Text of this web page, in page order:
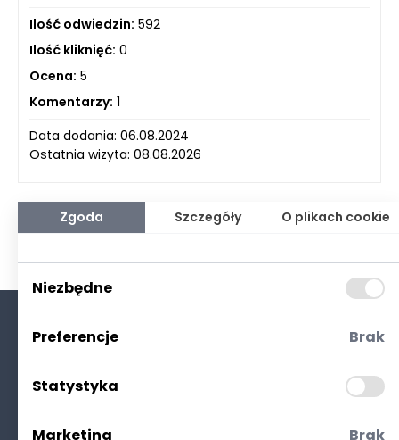
Ilość odwiedzin: 592
Ilość kliknięć: 0
Ocena: 5
Komentarzy: 1
Data dodania: 06.08.2024
Ostatnia wizyta: 08.08.2026
Polityka prywatności
Zgoda Szczegóły O plikach cookie
Niezbędne
Preferencje Brak
Statystyka
Marketing Brak